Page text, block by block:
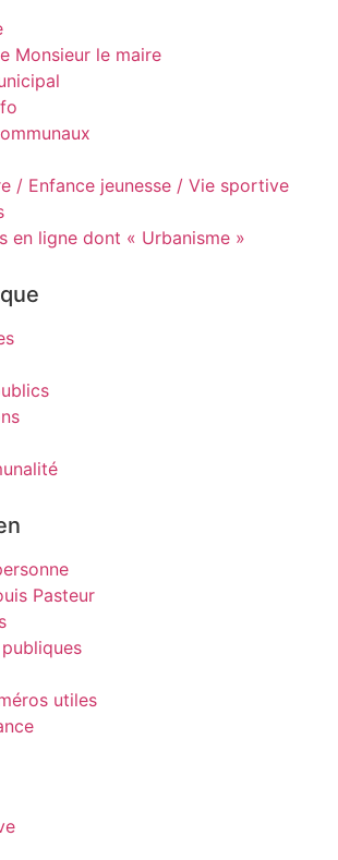
Monsieur le maire
/ Enfance jeunesse / Vie sportive
en ligne dont « Urbanisme »
Pasteur
utiles